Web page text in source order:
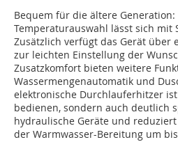
Bequem für die ältere
Temperaturauswahl lässt sich mit
Zusätzlich verfügt das Gerät über
zur leichten Einstellung der
Zusatzkomfort bieten weitere
Wassermengenautomatik und
elektronische Durchlauferhitzer
bedienen, sondern auch deutlich
hydraulische Geräte und
der Warmwasser-Bereitung um bis